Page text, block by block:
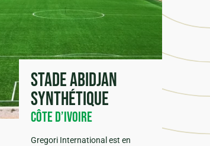
Stade Abidjan
synthétique
Côte d’Ivoire
Gregori International est en